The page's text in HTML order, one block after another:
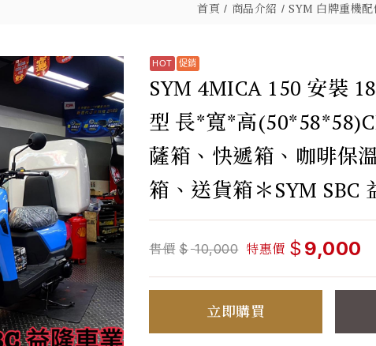
首頁 商品介紹 SYM 白牌重機配
SYM 4MICA 150 安裝
型 長*寬*高
薩箱、快遞箱、咖啡保
箱、送貨箱＊SYM SBC
售價 $ 10,000 特惠價 $ 9,000
立即購買